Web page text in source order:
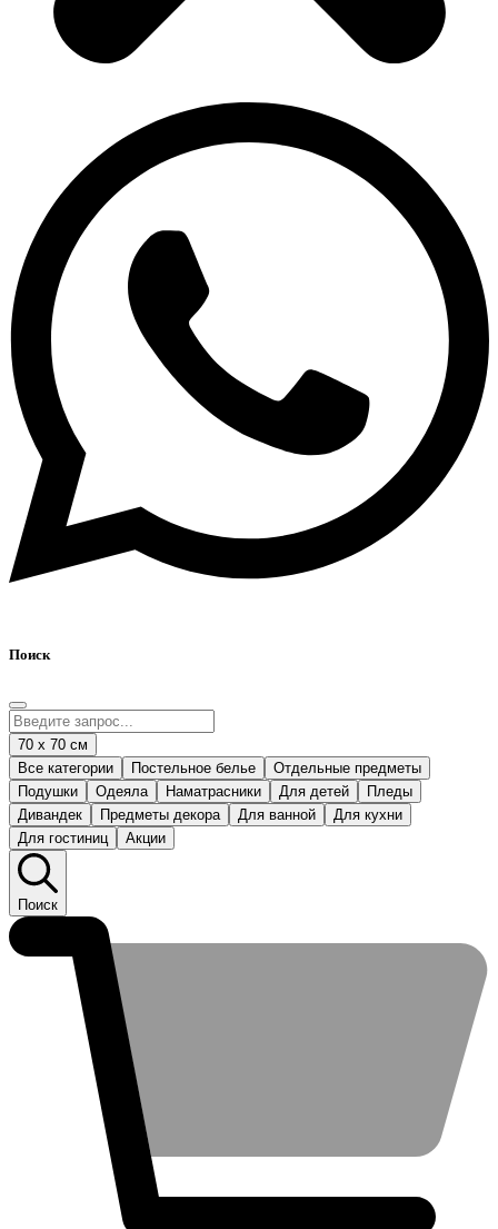
Поиск
70 х 70 см
Все категории
Постельное белье
Отдельные предметы
Подушки
Одеяла Наматрасники Для детей
Пледы
Дивандек
Предметы декора Для ванной
Для кухни
Для гостиниц
Акции
Поиск